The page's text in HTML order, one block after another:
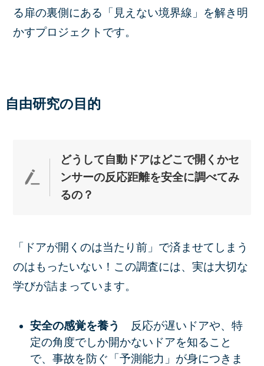
る扉の裏側にある「見えない境界線」を解き明
かすプロジェクトです。
自由研究の目的
どうして自動ドアはどこで開くかセ
ンサーの反応距離を安全に調べてみ
るの？
「ドアが開くのは当たり前」で済ませてしまう
のはもったいない！この調査には、実は大切な
学びが詰まっています。
安全の感覚を養う
反応が遅いドアや、特
定の角度でしか開かないドアを知ること
で、事故を防ぐ「予測能力」が身につきま